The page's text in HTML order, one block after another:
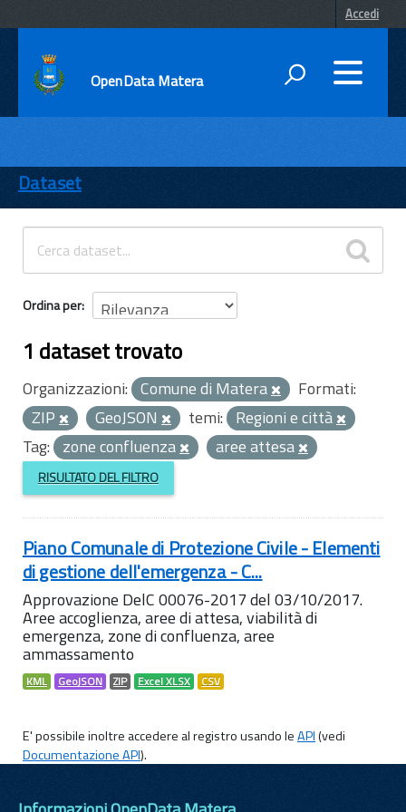
Accedi
OpenData Matera
ENTI
TEMI
INFORMAZIONI
Dataset
Ordina per
1 dataset trovato
Organizzazioni: Comune di Matera
Formati:
ZIP
GeoJSON temi: Regioni e città
Tag: zone confluenza aree attesa
RISULTATO DEL FILTRO
Piano Comunale di Protezione Civile - Elementi
di gestione dell'emergenza - C...
Approvazione DelC 00076-2017 del 03/10/2017.
Aree accoglienza, aree di attesa, viabilità di
emergenza, zone di confluenza, aree
ammassamento
KML GeoJSON ZIP Excel XLSX CSV
E' possibile inoltre accedere al registro usando leAPI(vedi
Documentazione API).